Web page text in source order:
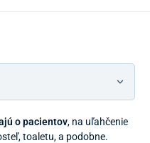
o pacientov, na uľahčenie
toaletu, a podobne.